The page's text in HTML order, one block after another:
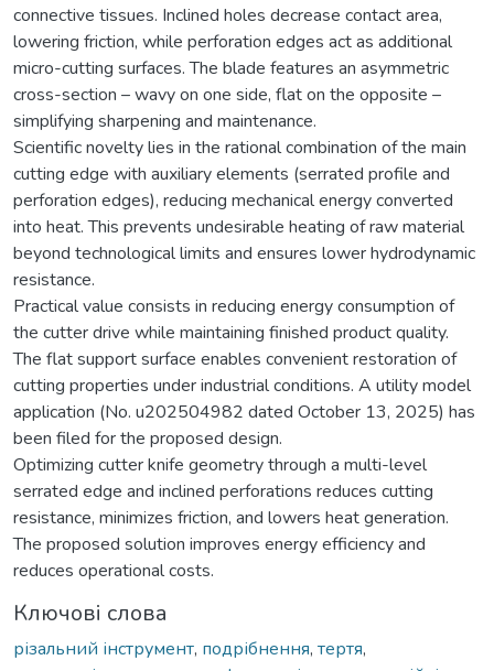
connective tissues. Inclined holes decrease contact area,
lowering friction, while perforation edges act as additional
micro-cutting surfaces. The blade features an asymmetric
cross-section – wavy on one side, flat on the opposite –
simplifying sharpening and maintenance.
Scientific novelty lies in the rational combination of the main
cutting edge with auxiliary elements (serrated profile and
perforation edges), reducing mechanical energy converted
into heat. This prevents undesirable heating of raw material
beyond technological limits and ensures lower hydrodynamic
resistance.
Practical value consists in reducing energy consumption of
the cutter drive while maintaining finished product quality.
The flat support surface enables convenient restoration of
cutting properties under industrial conditions. A utility model
application (No. u202504982 dated October 13, 2025) has
been filed for the proposed design.
Optimizing cutter knife geometry through a multi-level
serrated edge and inclined perforations reduces cutting
resistance, minimizes friction, and lowers heat generation.
The proposed solution improves energy efficiency and
reduces operational costs.
Ключові слова
різальний інструмент, подрібнення, тертя,